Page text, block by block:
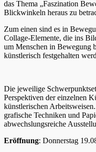
das Thema „Faszination
Blickwinkeln heraus zu
Zum einen sind es in
Collage-Elemente, die ins
um Menschen in Bewegung
künstlerisch festgehalten
Die jeweilige
Perspektiven der einzelnen
künstlerischen
grafische Techniken und
abwechslungsreiche
Eröffnung: Donnerstag